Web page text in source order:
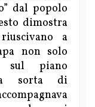
dal popolo
dimostra
a
non solo
sul piano
sorta di